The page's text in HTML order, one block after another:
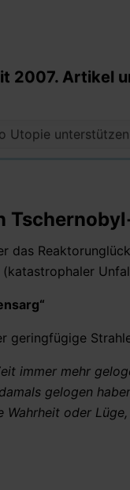
2007. Artikel
Utopie unterstützen
das
geringfügige
immer mehr
gelogen
oder